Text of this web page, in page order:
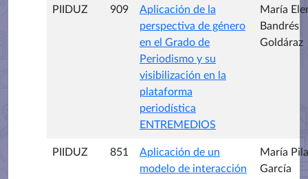
PIIDUZ 909
Aplicación de la
perspectiva de género
en el Grado de
Periodismo y su
visibilización en la
plataforma
periodística
ENTREMEDIOS
María
Bandrés
Goldáraz
PIIDUZ 851
Aplicación de un
modelo de interacción
María
García